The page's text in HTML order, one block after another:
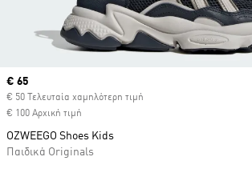
Current price
€ 65
€ 50 Τελευταία χαμηλότερη τιμή
€ 100 Αρχική τιμή
OZWEEGO Shoes Kids
Παιδικά Originals